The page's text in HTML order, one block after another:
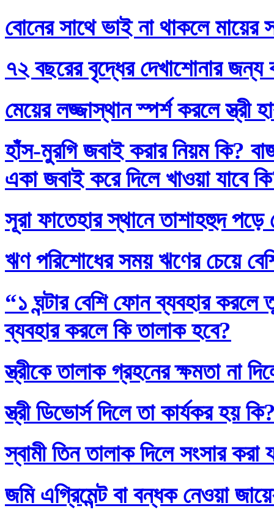
বোনের সাথে ভাই না থাকলে মায়ের
৭২ বছরের বৃদ্ধের দেখাশোনার জন্য
মেয়ের লজ্জাস্থান স্পর্শ করলে স্ত্রী
হাঁস-মুরগি জবাই করার নিয়ম কি?
একা জবাই করে দিলে খাওয়া যাবে
সূরা ফাতেহার স্থানে তাশাহহুদ
ঋণ পরিশোধের সময় ঋণের চেয়ে
“১ ঘন্টার বেশি ফোন ব্যবহার
ব্যবহার করলে কি তালাক হবে?
স্ত্রীকে তালাক গ্রহনের ক্ষমতা না
স্ত্রী ডিভোর্স দিলে তা কার্যকর হয়
স্বামী তিন তালাক দিলে সংসার করা
জমি এগ্রিমেন্ট বা বন্ধক নেওয়া